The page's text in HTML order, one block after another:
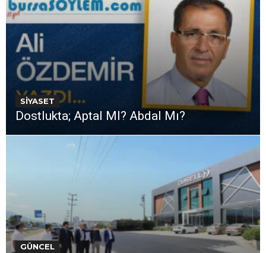
SİYASET
Dostlukta; Aptal MI? Abdal Mı?
GÜNCEL